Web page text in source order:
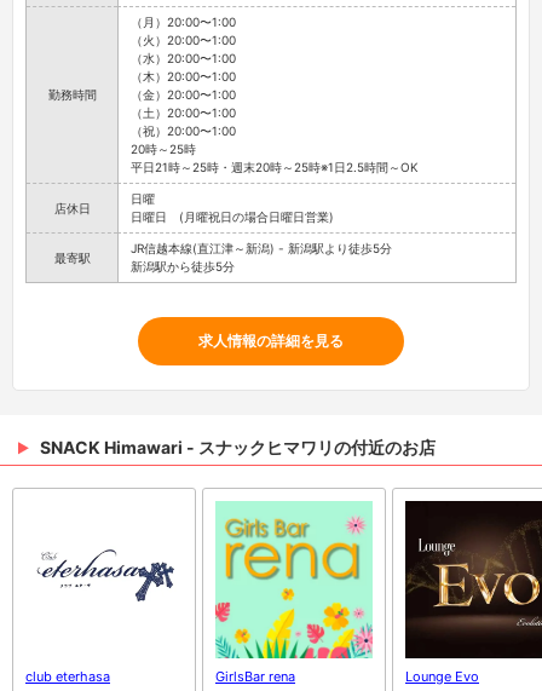
勤務時間
（月）20:00〜1:00
（火）20:00〜1:00
（水）20:00〜1:00
（木）20:00〜1:00
（金）20:00〜1:00
（土）20:00〜1:00
（祝）20:00〜1:00
20時～25時
平日21時～25時・週末20時～25時※1日2.5時間～OK
店休日
日曜
日曜日 (月曜祝日の場合日曜日営業)
最寄駅
JR信越本線(直江津～新潟) - 新潟駅より徒歩5分
新潟駅から徒歩5分
求人情報の詳細を見る
SNACK Himawari - スナックヒマワリの付近のお店
club eterhasa GirlsBar rena Lounge Evo